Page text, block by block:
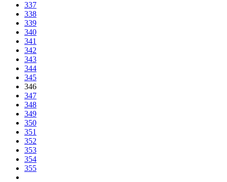
337
338
339
340
341
342
343
344
345
346
347
348
349
350
351
352
353
354
355